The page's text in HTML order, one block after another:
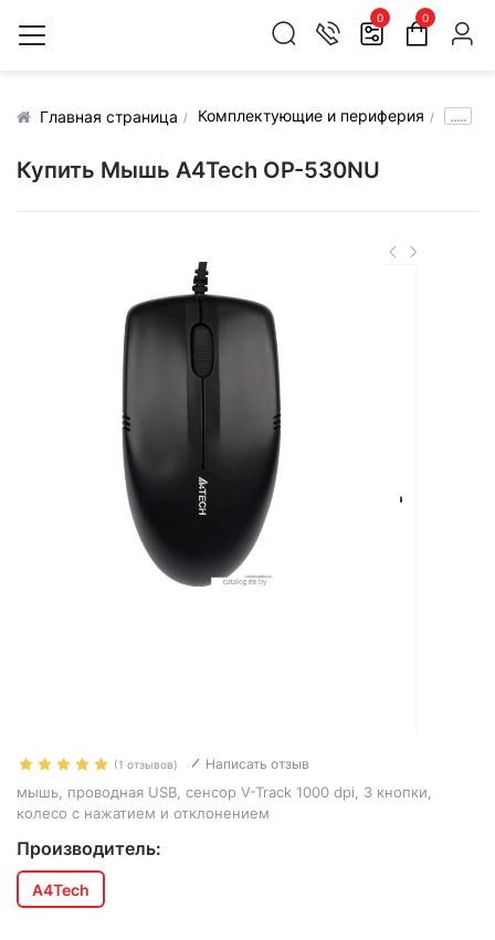
0 0
Главная страница Комплектующие и периферия .....
Купить Мышь A4Tech OP-530NU
(1 отзывов) Написать отзыв
мышь, проводная USB, сенсор V-Track 1000 dpi, 3 кнопки,
колесо с нажатием и отклонением
Производитель:
A4Tech